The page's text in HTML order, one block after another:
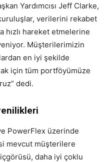
Yardımcısı Jeff Clarke,
verilerini rekabet
hızlı hareket etmelerine
Müşterilerimizin
en iyi şekilde
için tüm portföyümüze
dedi.
PowerFlex üzerinde
mevcut müşterilere
daha iyi çoklu